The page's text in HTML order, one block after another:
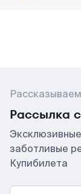
Рассылка
заботливые
Купибилета